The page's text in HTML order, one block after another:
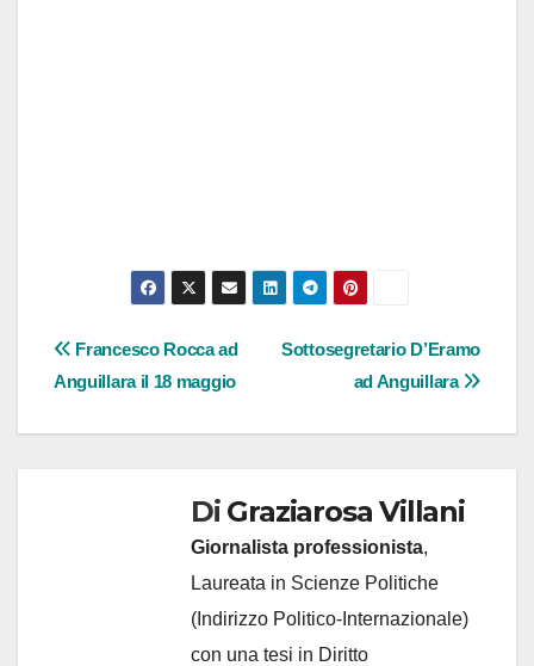
Navigazione
articoli
Sottosegretario D’Eramo
ad Anguillara
Francesco Rocca ad
Anguillara il 18 maggio
Di Graziarosa Villani
Giornalista professionista,
Laureata in Scienze Politiche
(Indirizzo Politico-Internazionale)
con una tesi in Diritto